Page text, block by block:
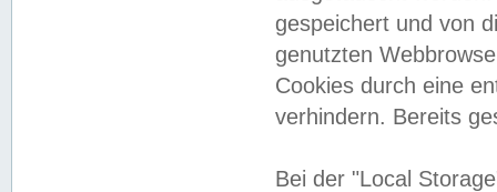
gespeichert und von
genutzten
Cookies durch eine
verhindern. Bereits
Bei der "Local